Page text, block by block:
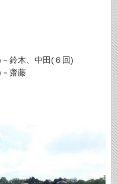
鈴木、中田(６回)
齋藤